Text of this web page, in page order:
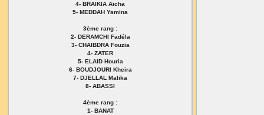
4- BRAIKIA Aïcha
5- MEDDAH Yamina
3ème rang :
2- DERAMCHI Fadéla
3- CHAIBDRA Fouzia
4- ZATER
5- ELAID Houria
6- BOUDJOURI Kheira
7- DJELLAL Malika
8- ABASSI
4ème rang :
1- BANAT